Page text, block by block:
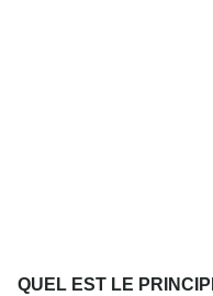
QUEL EST LE